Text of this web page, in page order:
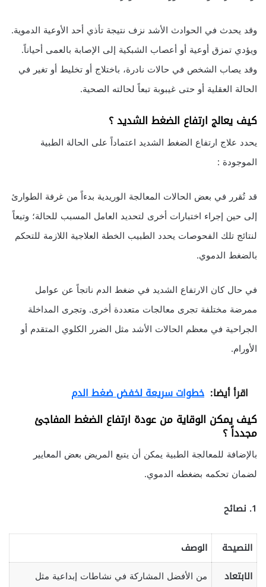
وقد يحدث في الحوادث الأشد نزف نتيجة تأذي أحد الأوعية الدموية.
ويؤدي تمزق أوعية أو أعصاب الشبكية إلى الإصابة بالعمى أحياناً.
وقد يصاب الشخص في حالات نادرة، باختلاج أو تخليط أو تغير في
الحالة العقلية أو حتى غيبوبة تبعاً لحالته الصحية.
كيف يعالج ارتفاع الضغط الشديد ؟
يحدد علاج ارتفاع الضغط الشديد اعتماداً على الحالة الطبية
الموجودة :
قد تُقرر في بعض الحالات المعالجة الوريدية بدءاً من غرفة الطوارئ
إلى حين إجراء اختبارات أخرى لتحديد العامل المسبب للحالة؛ وتبعاً
لنتائج تلك الفحوصات يحدد الطبيب الخطة العلاجية اللازمة للتحكم
بالضغط الدموي.
في حال كان الارتفاع الشديد في ضغط الدم ناتجاً عن عوامل
ممرضة مختلفة تجرى معالجات متعددة أخرى. وتجرى المداخلة
الجراحية في معظم الحالات الأشد مثل الضرر الكلوي المتقدم أو
الأورام.
اقرأ أيضا: خطوات سريعة لخفض ضغط الدم
كيف يمكن الوقاية من عودة ارتفاع الضغط المفاجئ
مجدداً ؟
بالإضافة للمعالجة الطبية يمكن أن يتبع المريض بعض المعايير
لضمان تحكمه بضغطه الدموي.
1. نصائح
النصيحة
الوصف
الابتعاد
من الأفضل المشاركة في نشاطات إبداعية مثل